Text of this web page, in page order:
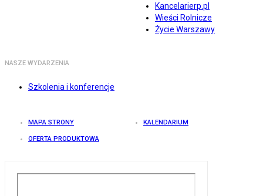
Kancelarierp.pl
Wieści Rolnicze
Życie Warszawy
NASZE WYDARZENIA
Szkolenia i konferencje
MAPA STRONY KALENDARIUM
OFERTA PRODUKTOWA